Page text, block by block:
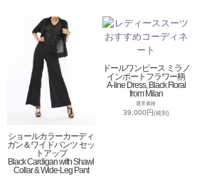
ショールカラーカーディ
ガン＆ワイドパンツ セッ
トアップ
Black Cardigan with Shawl
Collar & Wide-Leg Pant
ドールワンピース ミラノ
インポートフラワー柄
A-line Dress, Black Floral
from Milan
通常価格
39,000円(税別)